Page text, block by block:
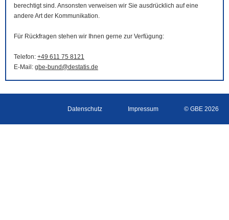
berechtigt sind. Ansonsten verweisen wir Sie ausdrücklich auf eine
andere Art der Kommunikation.
Für Rückfragen stehen wir Ihnen gerne zur Verfügung:
Telefon: +49 611 75 8121
E-Mail : gbe-bund@destatis.de
Datenschutz Impressum © GBE 2026